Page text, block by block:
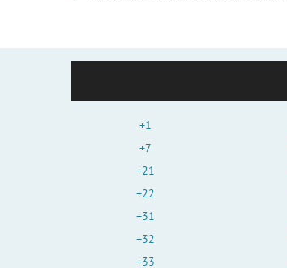
+1
+7
+21
+22
+31
+32
+33